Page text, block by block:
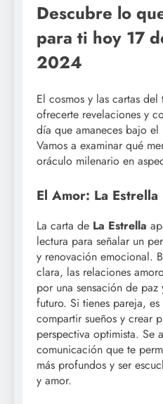
Descubre lo
para ti hoy 17
2024
El cosmos y las cartas
ofrecerte revelaciones y
día que amaneces bajo
Vamos a examinar qué
oráculo milenario en
El Amor: La Estrella
La carta de La Estrella
lectura para señalar un
y renovación emocional.
clara, las relaciones
por una sensación de
futuro. Si tienes pareja,
compartir sueños y crear
perspectiva optimista. Se
comunicación que te
más profundos y ser
y amor.